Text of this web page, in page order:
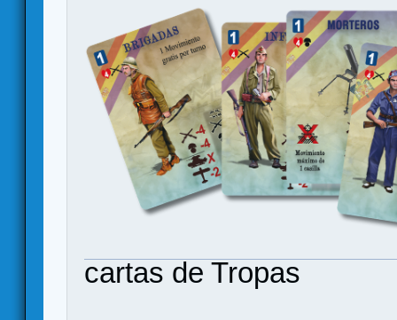
cartas de Tropas